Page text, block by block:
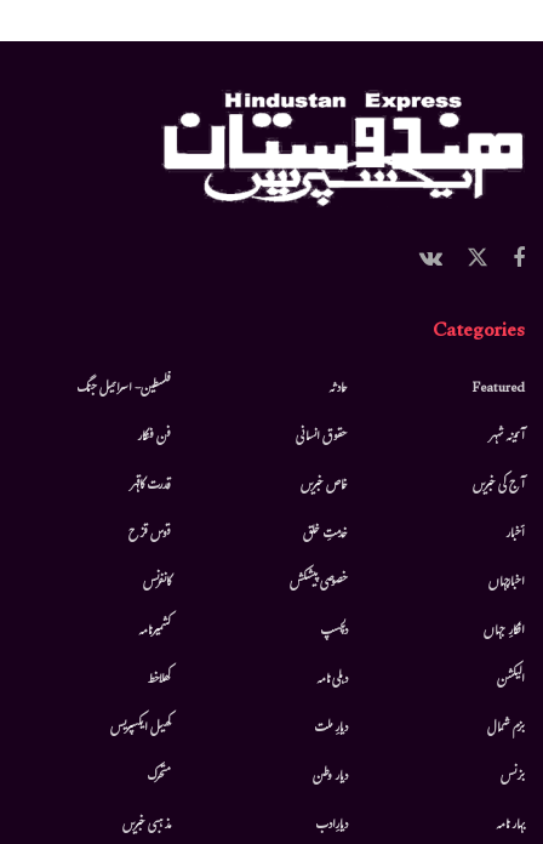
Categories
Featured
آئینہ شہر
آج کی خبریں
أخبار
اخبارجہاں
افکارِ جہاں
الیکشن
بزم شمال
بزنس
بہار نامہ
حادثہ
حقوق انسانی
خاص خبریں
خدمتِ خلق
خصوصی پیشکش
دلچسپ
دہلی نامہ
دیارِ ملت
دیار وطن
دیارِادب
فلسطین- اسرائیل جنگ
فن فنکار
قدرت کاقہر
قوس قزح
کانفرنس
کشمیرنامہ
کھلاخط
کھیل ایکسپریس
متحرك
مذہبی خبریں